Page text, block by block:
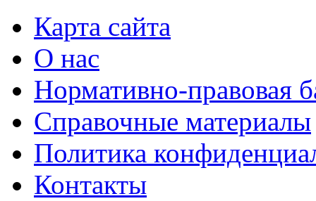
Карта сайта
О нас
Нормативно-правовая
Справочные материалы
Политика
Контакты